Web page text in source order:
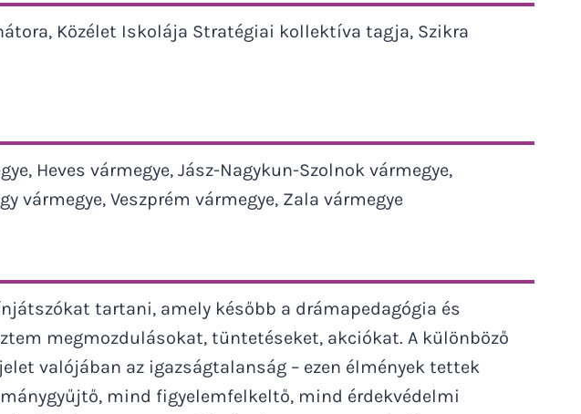
Közélet Iskolája Stratégiai kollektíva tagja, Szikra
Heves vármegye, Jász-Nagykun-Szolnok vármegye,
vármegye, Veszprém vármegye, Zala vármegye
tartani, amely később a drámapedagógia és
megmozdulásokat, tüntetéseket, akciókat. A különböző
valójában az igazságtalanság – ezen élmények tettek
mind figyelemfelkeltő, mind érdekvédelmi